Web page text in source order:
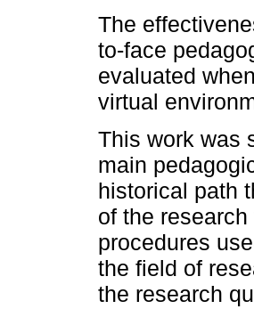
The
to-face
evaluated
virtual
This work was
main
historical path
of the
procedures
the field of
the research